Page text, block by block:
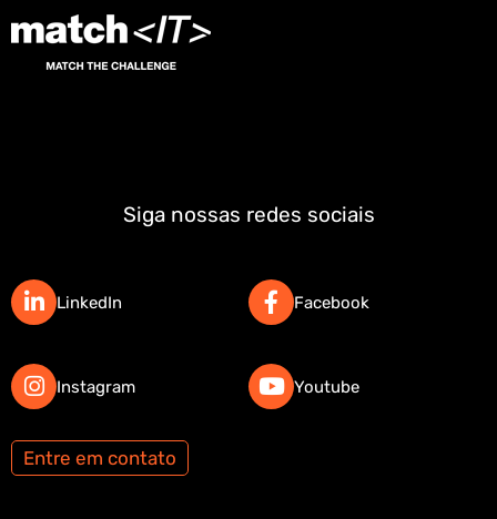
Siga nossas redes sociais
LinkedIn
Instagram
Facebook
Youtube
Entre em contato